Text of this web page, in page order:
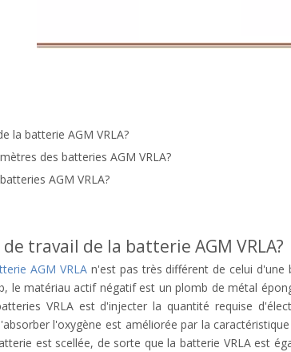
la batterie AGM VRLA?
des batteries AGM VRLA?
AGM VRLA?
travail de la batterie AGM VRLA?
AGM VRLA n'est pas très différent de celui
le matériau actif négatif est un plomb de métal
VRLA est d'injecter la quantité requise
l'oxygène est améliorée par la
est scellée, de sorte que la batterie VRLA est